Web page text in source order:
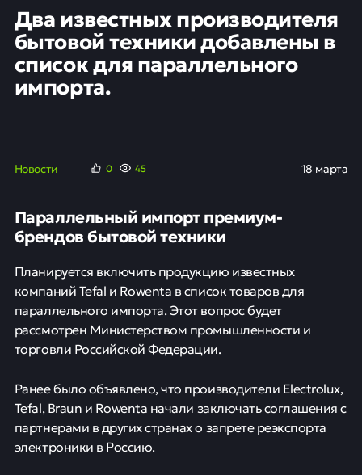
Два известных производителя
бытовой техники добавлены в
список для параллельного
импорта.
Новости 0 45 18 марта
Параллельный импорт премиум-
брендов бытовой техники
Планируется включить продукцию известных
компаний Tefal и Rowenta в список товаров для
параллельного импорта. Этот вопрос будет
рассмотрен Министерством промышленности и
торговли Российской Федерации.
Ранее было объявлено, что производители Electrolux,
Tefal, Braun и Rowenta начали заключать соглашения с
партнерами в других странах о запрете реэкспорта
электроники в Россию.